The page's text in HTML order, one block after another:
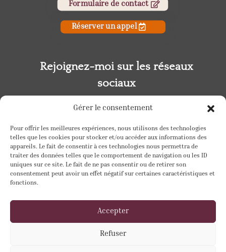
Gérer le consentement
Pour offrir les meilleures expériences, nous utilisons des technologies
telles que les cookies pour stocker et/ou accéder aux informations des
appareils. Le fait de consentir à ces technologies nous permettra de
traiter des données telles que le comportement de navigation ou les ID
uniques sur ce site. Le fait de ne pas consentir ou de retirer son
consentement peut avoir un effet négatif sur certaines caractéristiques et
fonctions.
Accepter
Refuser
Formulaire de contact
Réserver un appel
Rejoignez-moi sur les réseaux
sociaux